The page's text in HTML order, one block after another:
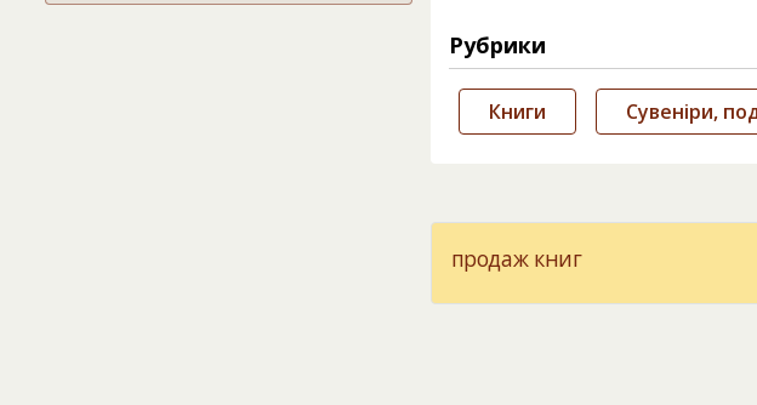
Рубрики
Книги Сувеніри,
продаж книг